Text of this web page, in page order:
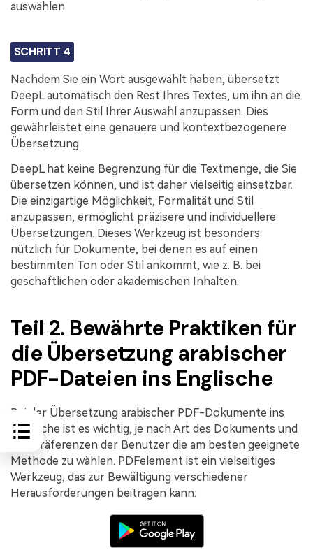
auswählen.
SCHRITT 4
Nachdem Sie ein Wort ausgewählt haben, übersetzt
DeepL automatisch den Rest Ihres Textes, um ihn an die
Form und den Stil Ihrer Auswahl anzupassen. Dies
gewährleistet eine genauere und kontextbezogenere
Übersetzung.
DeepL hat keine Begrenzung für die Textmenge, die Sie
übersetzen können, und ist daher vielseitig einsetzbar.
Die einzigartige Möglichkeit, Formalität und Stil
anzupassen, ermöglicht präzisere und individuellere
Übersetzungen. Dieses Werkzeug ist besonders
nützlich für Dokumente, bei denen es auf einen
bestimmten Ton oder Stil ankommt, wie z. B. bei
geschäftlichen oder akademischen Inhalten.
Teil 2. Bewährte Praktiken für
die Übersetzung arabischer
PDF-Dateien ins Englische
Bei der Übersetzung arabischer PDF-Dokumente ins
Englische ist es wichtig, je nach Art des Dokuments und
den Präferenzen der Benutzer die am besten geeignete
Methode zu wählen. PDFelement ist ein vielseitiges
Werkzeug, das zur Bewältigung verschiedener
Herausforderungen beitragen kann: